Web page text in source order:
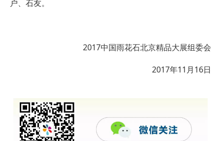
户、石友。
2017中国雨花石北京精品大展组委会
2017年11月16日